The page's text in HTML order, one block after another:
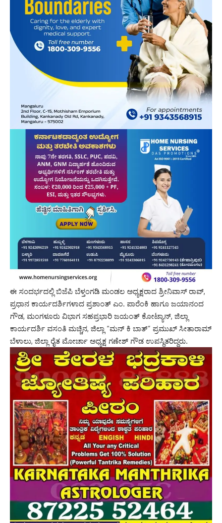
ಈ ಸಂದರ್ಭದಲ್ಲಿ ಬಿಜೆಪಿ ಬೆಳ್ತಂಗಡಿ ಮಂಡಲ ಅಧ್ಯಕ್ಷರಾದ ಶ್ರೀನಿವಾಸ್ ರಾವ್,
ಪ್ರಧಾನ ಕಾರ್ಯದರ್ಶಿಗಳಾದ ಪ್ರಶಾಂತ್ ಎಂ. ಪಾರೆಂಕಿ ಹಾಗೂ ಜಯಾನಂದ
ಗೌಡ, ಮಂಗಳೂರು ವಿಭಾಗ ಸಹಪ್ರಭಾರಿ ಜಯಂತ್ ಕೋಟ್ಯಾನ್, ಜಿಲ್ಲಾ
ಕಾರ್ಯದರ್ಶಿ ವಸಂತಿ ಮಚ್ಚಿನ, ಜಿಲ್ಲಾ “ಮನ್ ಕಿ ಬಾತ್” ಪ್ರಮುಖ್ ಸೀತಾರಾಮ್
ಬೆಳಾಲು, ಜಿಲ್ಲಾ ರೈತ ಮೋರ್ಚಾ ಅಧ್ಯಕ್ಷ ಗಣೇಶ್ ಗೌಡ ಉಪಸ್ಥಿತರಿದ್ದರು.